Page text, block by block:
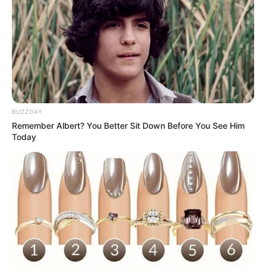
5. Ekspresi pasrah terhadap majikannya nih, tapi
ternyata imut juga memakai rambut pasangan yang
BUZZDAY
Remember Albert? You Better Sit Down Before You See Him
Today